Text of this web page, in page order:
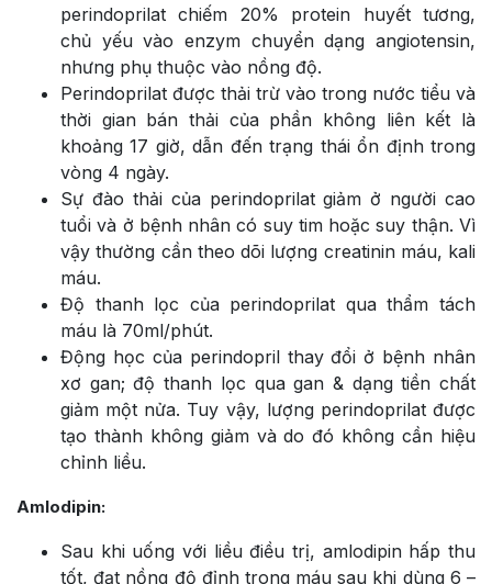
perindoprilat chiếm 20% protein huyết tương,
chủ yếu vào enzym chuyển dạng angiotensin,
nhưng phụ thuộc vào nồng độ.
Perindoprilat được thải trừ vào trong nước tiểu và
thời gian bán thải của phần không liên kết là
khoảng 17 giờ, dẫn đến trạng thái ổn định trong
vòng 4 ngày.
Sự đào thải của perindoprilat giảm ở người cao
tuổi và ở bệnh nhân có suy tim hoặc suy thận. Vì
vậy thường cần theo dõi lượng creatinin máu, kali
máu.
Độ thanh lọc của perindoprilat qua thẩm tách
máu là 70ml/phút.
Động học của perindopril thay đổi ở bệnh nhân
xơ gan; độ thanh lọc qua gan & dạng tiền chất
giảm một nửa. Tuy vậy, lượng perindoprilat được
tạo thành không giảm và do đó không cần hiệu
chỉnh liều.
Amlodipin:
Sau khi uống với liều điều trị, amlodipin hấp thu
tốt, đạt nồng độ đỉnh trong máu sau khi dùng 6 –